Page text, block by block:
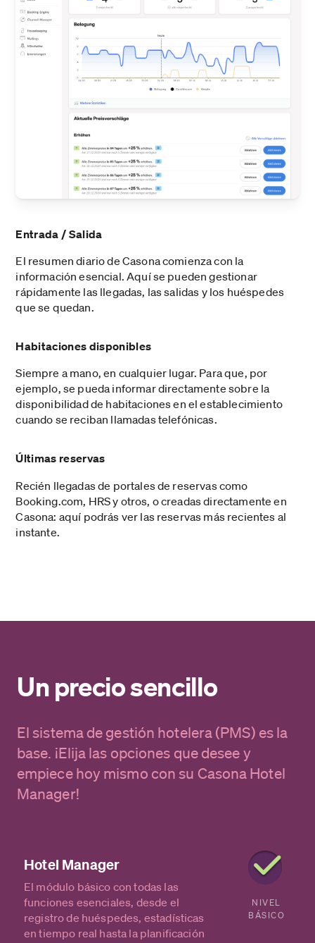
Entrada / Salida
El resumen diario de Casona comienza con la
información esencial. Aquí se pueden gestionar
rápidamente las llegadas, las salidas y los huéspedes
que se quedan.
Habitaciones disponibles
Siempre a mano, en cualquier lugar. Para que, por
ejemplo, se pueda informar directamente sobre la
disponibilidad de habitaciones en el establecimiento
cuando se reciban llamadas telefónicas.
Últimas reservas
Recién llegadas de portales de reservas como
Booking.com, HRS y otros, o creadas directamente en
Casona: aquí podrás ver las reservas más recientes al
instante.
Un precio sencillo
El sistema de gestión hotelera (PMS) es la
base. ¡Elija las opciones que desee y
empiece hoy mismo con su Casona Hotel
Manager!
NIVEL
BÁSICO
Hotel Manager
El módulo básico con todas las
funciones esenciales, desde el
registro de huéspedes, estadísticas
en tiempo real hasta la planificación